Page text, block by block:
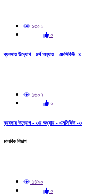
১৩৫১
০
ব্যবসায় উদ্যোগ - ৪র্থ অধ্যায় - এমসিকিউ -৪
১৬০৭
০
ব্যবসায় উদ্যোগ - ৩য় অধ্যায় - এমসিকিউ -৩
মানবিক বিভাগ
১৪৯০
০